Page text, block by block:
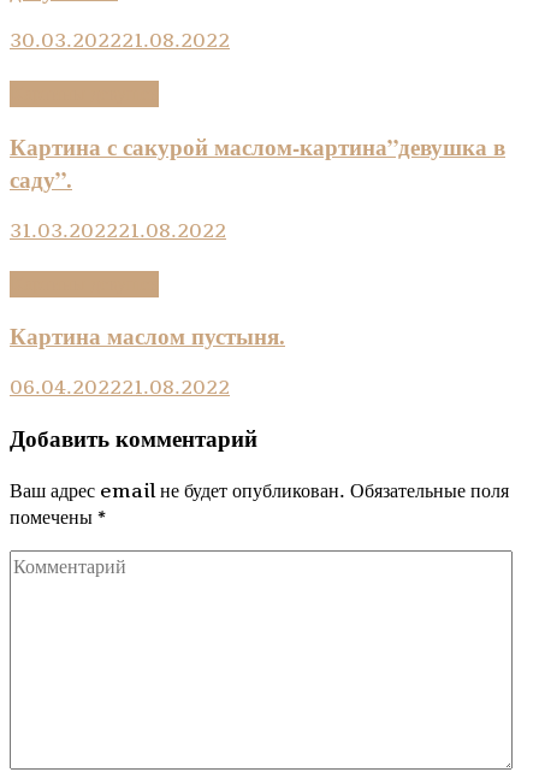
30.03.202221.08.2022
Картина с сакурой маслом-картина”девушка в
саду”.
31.03.202221.08.2022
Картина маслом пустыня.
06.04.202221.08.2022
Добавить комментарий
Ваш адрес email не будет опубликован. Обязательные поля
помечены*
Комментарий